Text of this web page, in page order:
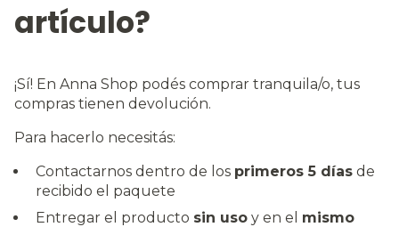
artículo?
¡Sí! En Anna Shop podés comprar tranquila/o, tus
compras tienen devolución.
Para hacerlo necesitás:
Contactarnos dentro de los primeros 5 días de
recibido el paquete
Entregar el producto sin uso y en el mismo